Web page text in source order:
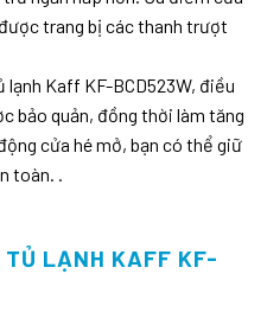
trang bị các thanh trượt
Kaff KF-BCD523W, điều
bảo quản, đồng thời làm tăng
cửa hé mở, bạn có thể giữ
toàn. .
TỦ LẠNH KAFF KF-